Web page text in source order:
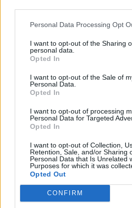
Personal Data Processing Opt
I want to opt-out of the Sharing
personal data.
Opted In
I want to opt-out of the Sale of
Personal Data.
Opted In
I want to opt-out of processing
Personal Data for Targeted
Opted In
I want to opt-out of Collection,
Retention, Sale, and/or Sharing
Personal Data that Is Unrelated
Purposes for which it was
Opted Out
CONFIRM
Rodyti
Prisijungti